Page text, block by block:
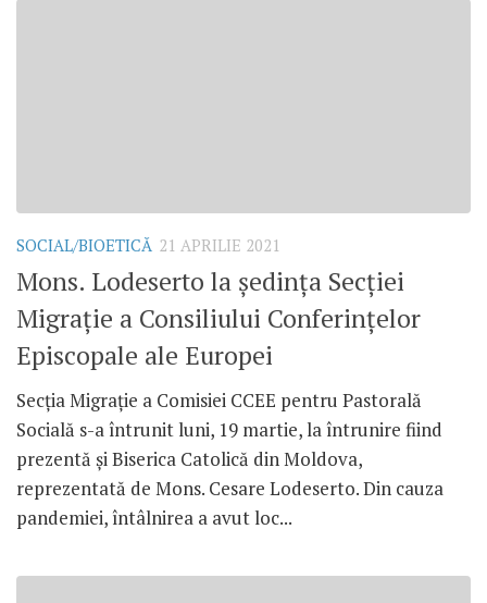
SOCIAL/BIOETICĂ 21 APRILIE 2021
Mons. Lodeserto la ședința Secției
Migrație a Consiliului Conferințelor
Episcopale ale Europei
Secția Migrație a Comisiei CCEE pentru Pastorală
Socială s-a întrunit luni, 19 martie, la întrunire fiind
prezentă și Biserica Catolică din Moldova,
reprezentată de Mons. Cesare Lodeserto. Din cauza
pandemiei, întâlnirea a avut loc...